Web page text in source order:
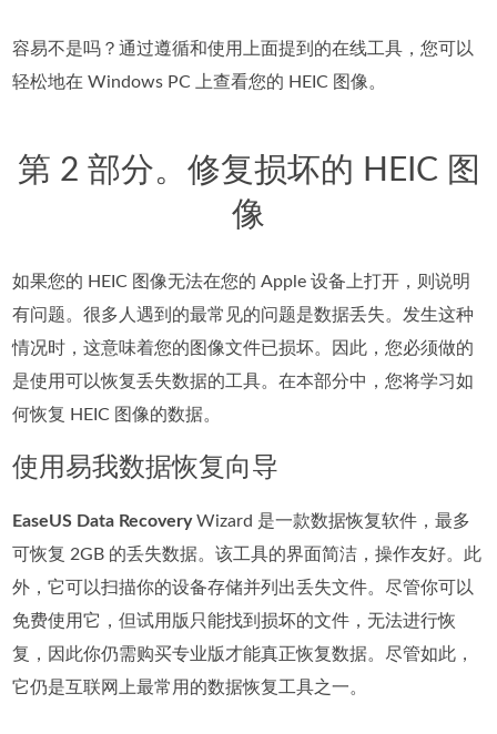
容易不是吗？通过遵循和使用上面提到的在线工具，您可以
轻松地在 Windows PC 上查看您的 HEIC 图像。
第 2 部分。修复损坏的 HEIC 图
像
如果您的 HEIC 图像无法在您的 Apple 设备上打开，则说明
有问题。很多人遇到的最常见的问题是数据丢失。发生这种
情况时，这意味着您的图像文件已损坏。因此，您必须做的
是使用可以恢复丢失数据的工具。在本部分中，您将学习如
何恢复 HEIC 图像的数据。
使用易我数据恢复向导
EaseUS Data RecoveryWizard 是一款数据恢复软件，最多
可恢复 2GB 的丢失数据。该工具的界面简洁，操作友好。此
外，它可以扫描你的设备存储并列出丢失文件。尽管你可以
免费使用它，但试用版只能找到损坏的文件，无法进行恢
复，因此你仍需购买专业版才能真正恢复数据。尽管如此，
它仍是互联网上最常用的数据恢复工具之一。